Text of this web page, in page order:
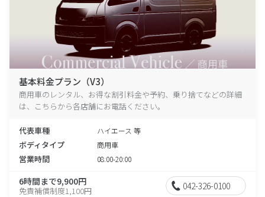
基本料金プラン（V3）
商用車のレンタル、お得な割引料金や予約、乗り捨てなどの詳細
は、こちらから各店舗にお電話ください。
代表車種 ハイエース 等
ボディタイプ 商用車
営業時間 08:00-20:00
6時間まで9,900円
免責補償制度1,100円 042-326-0100